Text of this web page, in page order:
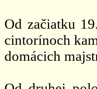
Od začiatku
cintorínoch
domácich